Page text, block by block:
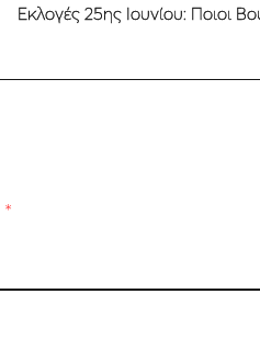
Εκλογές 25ης Ιουνίου: Ποιοι
*